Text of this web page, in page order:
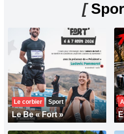
[
Le corbier Sport
Le Be « Fort »